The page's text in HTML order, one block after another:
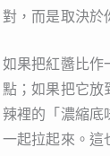
對，而是取決於
如果把紅醬比作
點；如果把它放
辣裡的「濃縮底
一起拉起來。這